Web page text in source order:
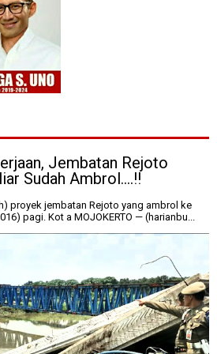
Jembatan Rejoto
Sudah Ambrol....!!
proyek jembatan Rejoto yang ambrol ke
pagi. Kot a MOJOKERTO — (harianbu...